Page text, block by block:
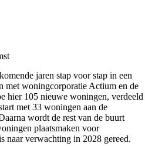
jaren stap voor stap in een
met woningcorporatie Actium en de
hier 105 nieuwe woningen, verdeeld
met 33 woningen aan de
wordt de rest van de buurt
plaatsmaken voor
verwachting in 2028 gereed.